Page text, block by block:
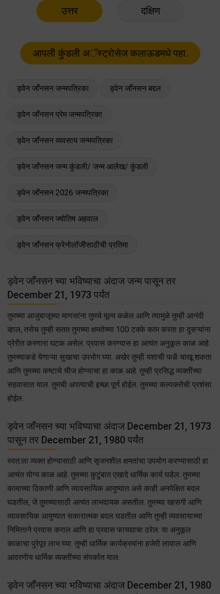
उत्तर दक्षिण
ड्वेन जाँनसन जन्मपत्रिका ड्वेन जाँनसन बद्दल
ड्वेन जाँनसन प्रेम जन्मपत्रिका
ड्वेन जाँनसन व्यवसाय जन्मपत्रिका
ड्वेन जाँनसन जन्म कुंडली/ जन्म आलेख/ कुंडली
ड्वेन जाँनसन 2026 जन्मपत्रिका
ड्वेन जाँनसन ज्योतिष अहवाल
ड्वेन जाँनसन फ्रेनोलॉजीसाठीची प्रतिमा
ड्वेन जाँनसन च्या भविष्याचा अंदाज जन्म पासून तर
December 21, 1973 पर्यंत
तुमच्या आजुबाजूच्या माणसांना तुमचे मूल्य कळेल आणि त्यामुळे तुम्ही आनंदी
व्हाल, तसेच तुम्ही सतत तुमच्या क्षमतेच्या 100 टक्के काम करता हा दुसऱ्यांना
प्रेरीत करणारा घटक असेल. प्रवास करण्यास हा अत्यंत अनुकूल काळ आहे.
तुमच्याकडे येणाऱ्या सुखाचा उपभोग घ्या. अखेर तुम्ही यशाची फळें चाखू शकता
आणि तुमच्या कष्टाचे चीज होण्याचा हा काळ आहे. तुम्ही प्रसिद्ध व्यक्तींच्या
सहवासात याल. तुमची अपत्याची इच्छा पूर्ण होईल. तुमच्या कल्पकतेची प्रशंसा
होईल.
ड्वेन जाँनसन च्या भविष्याचा अंदाज December 21, 1973
पासून तर December 21, 1980 पर्यंत
स्वत:ला व्यक्त होण्यासाठी आणि सृजनशील क्षमतांचा उपयोग करण्यासाठी हा
अत्यंत योग्य काळ आहे. तुमच्या कुटुंबात एखादे धार्मिक कार्य घडेल. तुमच्या
कामाच्या ठिकाणी आणि व्यावसायिक आयुष्यात असे काही अनपेक्षित बदल
घडतील, जे तुमच्यासाठी अत्यंत लाभदायक असतील. तुमच्या खासगी आणि
व्यावसायिक आयुष्यात सकारात्मक बदल घडतील आणि तुम्ही व्यवसायाच्या
निमित्ताने प्रवास कराल आणि हा प्रवास फायद्याचा ठरेल. या अनुकूल
काळाचा पुरेपूर लाभ घ्या. तुम्ही धार्मिक कार्यक्रमांना हजेरी लावाल आणि
आदरणीय धार्मिक व्यक्तींच्या संपर्कात याल.
ड्वेन जाँनसन च्या भविष्याचा अंदाज December 21, 1980